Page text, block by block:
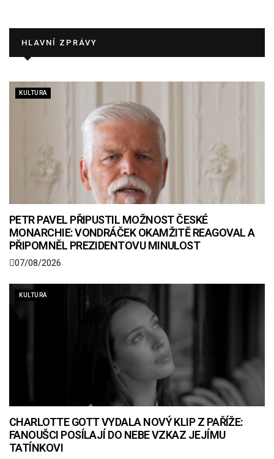
HLAVNÍ ZPRÁVY
KULTURA
PETR PAVEL PŘIPUSTIL MOŽNOST ČESKÉ
MONARCHIE: VONDRÁČEK OKAMŽITĚ REAGOVAL A
PŘIPOMNĚL PREZIDENTOVU MINULOST
07/08/2026
KULTURA
CHARLOTTE GOTT VYDALA NOVÝ KLIP Z PAŘÍŽE:
FANOUŠCI POSÍLAJÍ DO NEBE VZKAZ JEJÍMU
TATÍNKOVI